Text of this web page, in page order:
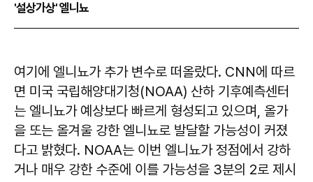
'설상가상' 엘니뇨
여기에 엘니뇨가 추가 변수로 떠올랐다. CNN에 따르
면 미국 국립해양대기청(NOAA) 산하 기후예측센터
는 엘니뇨가 예상보다 빠르게 형성되고 있으며, 올가
을 또는 올겨울 강한 엘니뇨로 발달할 가능성이 커졌
다고 밝혔다. NOAA는 이번 엘니뇨가 정점에서 강하
거나 매우 강한 수준에 이를 가능성을 3분의 2로 제시